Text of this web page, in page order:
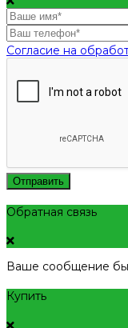
Согласие на
Отправить
Обратная связь
Ваше сообщение
Купить